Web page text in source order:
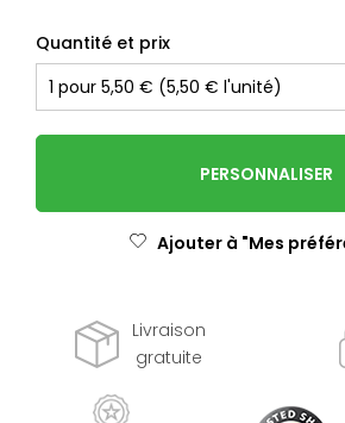
Quantité et prix
PERSONNALISER
Ajouter à "Mes
Livraison
gratuite